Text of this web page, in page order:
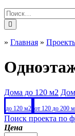
» Главная »
Дома до 120 м2
до 120 м2 от 120 до 200
Поиск проекта по
Цена